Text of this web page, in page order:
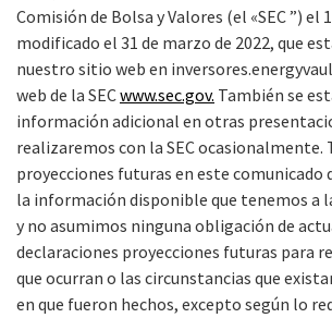
Comisión de Bolsa y Valores (el «SEC ”) el
modificado el 31 de marzo de 2022, que
nuestro sitio web en
web de la SECwww.sec.gov. También se
información adicional en otras
realizaremos con la SEC ocasionalmente.
proyecciones futuras en este comunicado
la información disponible que tenemos a
y no asumimos ninguna obligación de
declaraciones proyecciones futuras para
que ocurran o las circunstancias que
en que fueron hechos, excepto según lo